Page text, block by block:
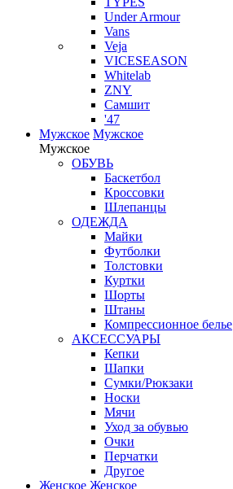
Under Armour
Vans
Veja
VICESEASON
Whitelab
ZNY
Самшит
'47
Мужское Мужское
Мужское
ОБУВЬ
Баскетбол
Кроссовки
Шлепанцы
ОДЕЖДА
Майки
Футболки
Толстовки
Куртки
Шорты
Штаны
Компрессионное белье
АКСЕССУАРЫ
Кепки
Шапки
Сумки/Рюкзаки
Носки
Мячи
Уход за обувью
Очки
Перчатки
Другое
Женское Женское